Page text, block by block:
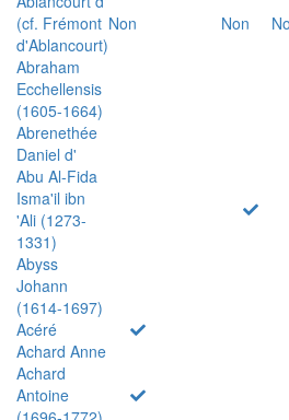
(cf. Frémont
d'Ablancourt)
Non Non
Abraham
Ecchellensis
(1605-1664)
Abrenethée
Daniel d'
Abu Al-Fida
Isma'il ibn
'Ali (1273-
1331)
Abyss
Johann
(1614-1697)
Acéré
Achard Anne
Achard
Antoine